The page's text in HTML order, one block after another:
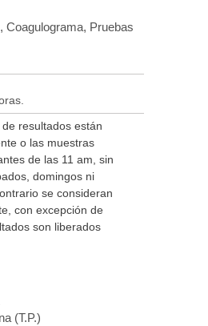
Coagulograma, Pruebas
resultados están
o las muestras
de las 11 am, sin
domingos ni
se consideran
con excepción de
son liberados
(T.P.)